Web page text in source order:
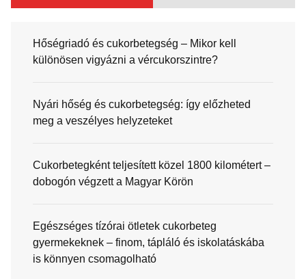
Hőségriadó és cukorbetegség – Mikor kell
különösen vigyázni a vércukorszintre?
Nyári hőség és cukorbetegség: így előzheted
meg a veszélyes helyzeteket
Cukorbetegként teljesített közel 1800 kilométert –
dobogón végzett a Magyar Körön
Egészséges tízórai ötletek cukorbeteg
gyermekeknek – finom, tápláló és iskolatáskába
is könnyen csomagolható